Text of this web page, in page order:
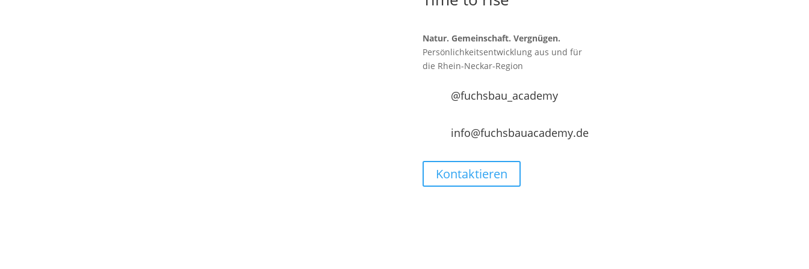
Natur. Gemeinschaft. Vergnügen.
Persönlichkeitsentwicklung aus und für
die Rhein-Neckar-Region
@fuchsbau_academy
info@fuchsbauacademy.de
Kontaktieren